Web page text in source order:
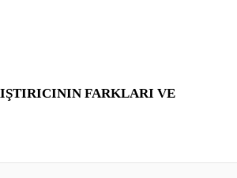
FARKLARI VE